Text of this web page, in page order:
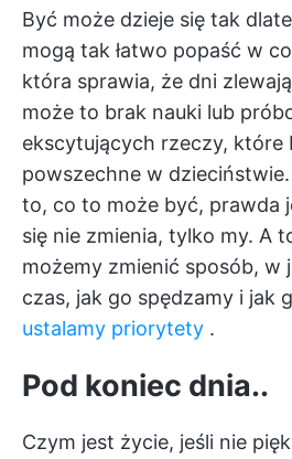
Być może dzieje się tak
mogą tak łatwo popaść w
która sprawia, że dni
może to brak nauki lub
ekscytujących rzeczy, które
powszechne w
to, co to może być, prawda
się nie zmienia, tylko my. A
możemy zmienić sposób, w
czas, jak go spędzamy i jak
ustalamy priorytety .
Pod koniec dnia..
Czym jest życie, jeśli nie